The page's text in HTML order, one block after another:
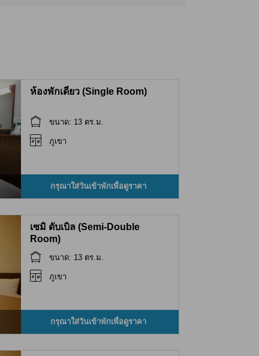
ห้องพักเดี่ยว (Single Room)
ขนาด: 13 ตร.ม.
ภูเขา
กรุณาใส่วันเข้าพักเพื่อดูราคา
เซมิ ดับเบิล (Semi-Double
Room)
ขนาด: 13 ตร.ม.
ภูเขา
กรุณาใส่วันเข้าพักเพื่อดูราคา